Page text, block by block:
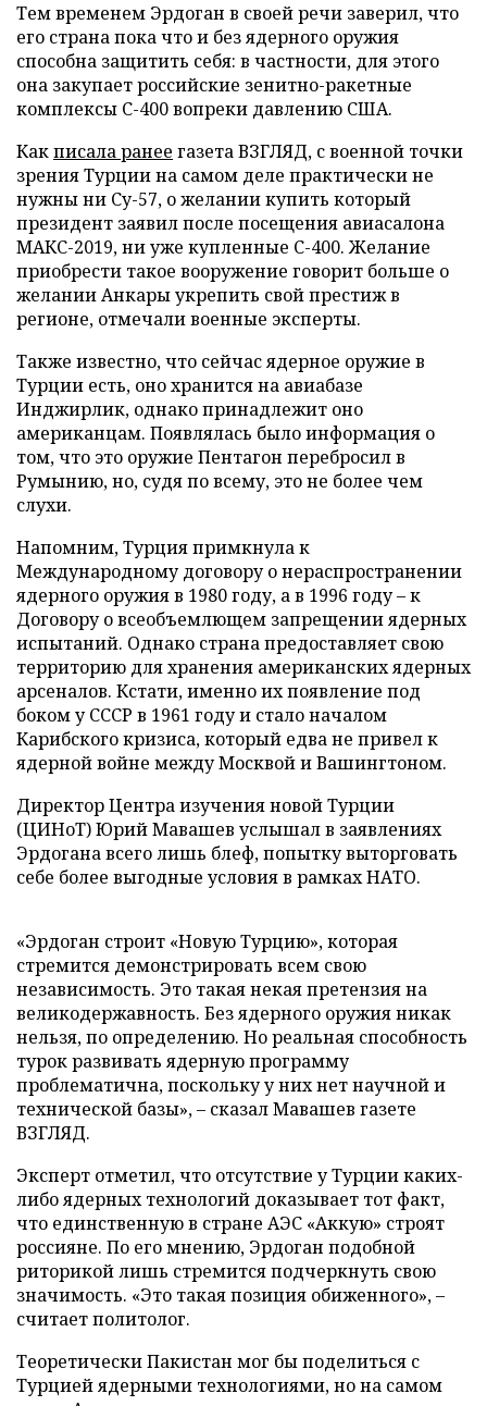
Тем временем Эрдоган в своей речи заверил, что
его страна пока что и без ядерного оружия
способна защитить себя: в частности, для этого
она закупает российские зенитно-ракетные
комплексы С-400 вопреки давлению США.
Какписала ранее газета ВЗГЛЯД, с военной точки
зрения Турции на самом деле практически не
нужны ни Су-57, о желании купить который
президент заявил после посещения авиасалона
МАКС-2019, ни уже купленные С-400. Желание
приобрести такое вооружение говорит больше о
желании Анкары укрепить свой престиж в
регионе, отмечали военные эксперты.
Также известно, что сейчас ядерное оружие в
Турции есть, оно хранится на авиабазе
Инджирлик, однако принадлежит оно
американцам. Появлялась было информация о
том, что это оружие Пентагон перебросил в
Румынию, но, судя по всему, это не более чем
слухи.
Напомним, Турция примкнула к
Международному договору о нераспространении
ядерного оружия в 1980 году, а в 1996 году – к
Договору о всеобъемлющем запрещении ядерных
испытаний. Однако страна предоставляет свою
территорию для хранения американских ядерных
арсеналов. Кстати, именно их появление под
боком у СССР в 1961 году и стало началом
Карибского кризиса, который едва не привел к
ядерной войне между Москвой и Вашингтоном.
Директор Центра изучения новой Турции
(ЦИНоТ) Юрий Мавашев услышал в заявлениях
Эрдогана всего лишь блеф, попытку выторговать
себе более выгодные условия в рамках НАТО.
«Эрдоган строит «Новую Турцию», которая
стремится демонстрировать всем свою
независимость. Это такая некая претензия на
великодержавность. Без ядерного оружия никак
нельзя, по определению. Но реальная способность
турок развивать ядерную программу
проблематична, поскольку у них нет научной и
технической базы», – сказал Мавашев газете
ВЗГЛЯД.
Эксперт отметил, что отсутствие у Турции каких-
либо ядерных технологий доказывает тот факт,
что единственную в стране АЭС «Аккую» строят
россияне. По его мнению, Эрдоган подобной
риторикой лишь стремится подчеркнуть свою
значимость. «Это такая позиция обиженного», –
считает политолог.
Теоретически Пакистан мог бы поделиться с
Турцией ядерными технологиями, но на самом